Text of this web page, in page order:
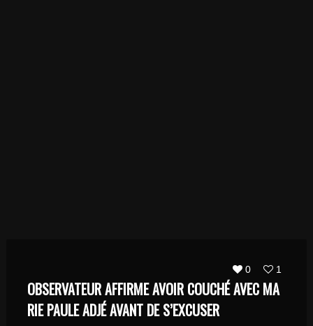
0 1
OBSERVATEUR AFFIRME AVOIR COUCHÉ AVEC MA
RIE PAULE ADJÉ AVANT DE S’EXCUSER